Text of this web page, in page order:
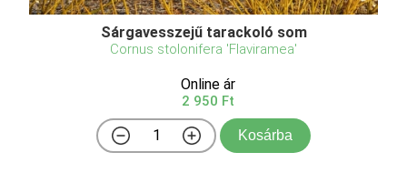
Sárgavesszejű tarackoló som
Cornus stolonifera 'Flaviramea'
Online ár
2 950 Ft
Kosárba